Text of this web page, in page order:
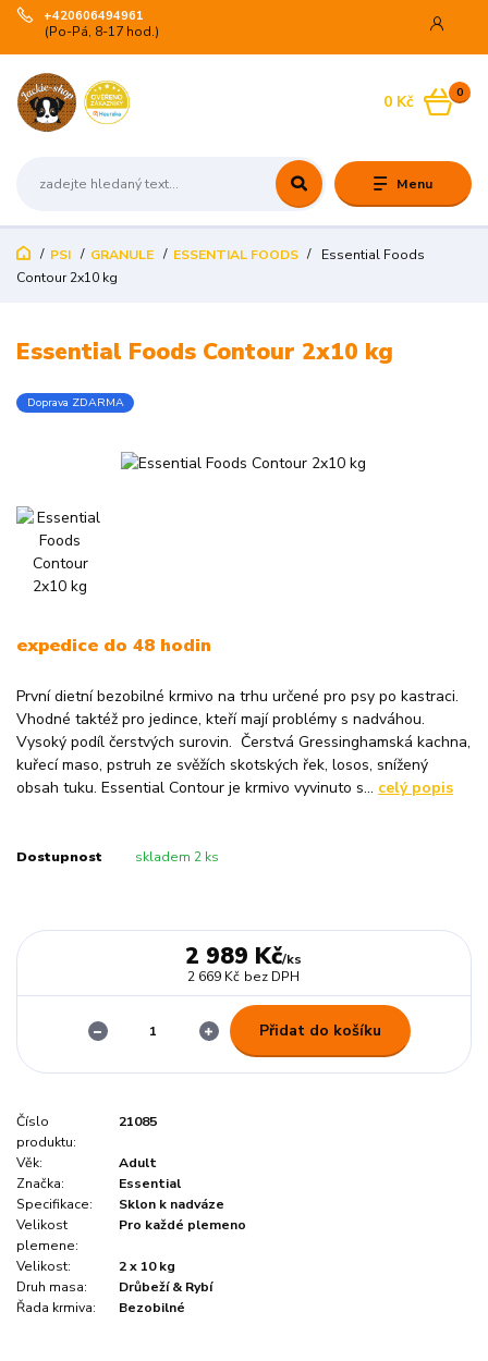
Menu
+420606494961
(Po-Pá, 8-17 hod.)
0
0 Kč
PSI GRANULE ESSENTIAL FOODS
Essential Foods
Contour 2x10 kg
Essential Foods Contour 2x10 kg
Doprava ZDARMA
expedice do 48 hodin
První dietní bezobilné krmivo na trhu určené pro psy po kastraci.
Vhodné taktéž pro jedince, kteří mají problémy s nadváhou.
Vysoký podíl čerstvých surovin. Čerstvá Gressinghamská kachna,
kuřecí maso, pstruh ze svěžích skotských řek, losos, snížený
obsah tuku. Essential Contour je krmivo vyvinuto s... celý popis
Dostupnost skladem 2 ks
2 989 Kč/ks
2 669 Kč bez DPH
Přidat do košíku
Číslo
produktu:
21085
Věk:
Adult
Značka:
Essential
Specifikace:
Sklon k nadváze
Velikost
plemene:
Pro každé plemeno
Velikost:
2 x 10 kg
Druh masa:
Drůbeží & Rybí
Řada krmiva:
Bezobilné